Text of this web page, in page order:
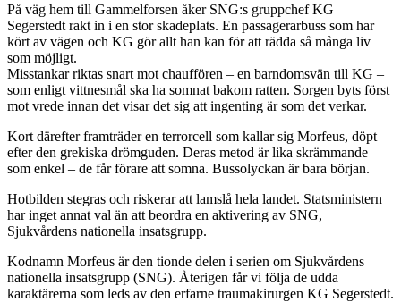
På väg hem till Gammelforsen åker SNG:s gruppchef KG
Segerstedt rakt in i en stor skadeplats. En passagerarbuss som har
kört av vägen och KG gör allt han kan för att rädda så många liv
som möjligt.
Misstankar riktas snart mot chauffören – en barndomsvän till KG –
som enligt vittnesmål ska ha somnat bakom ratten. Sorgen byts först
mot vrede innan det visar det sig att ingenting är som det verkar.
Kort därefter framträder en terrorcell som kallar sig Morfeus, döpt
efter den grekiska drömguden. Deras metod är lika skrämmande
som enkel – de får förare att somna. Bussolyckan är bara början.
Hotbilden stegras och riskerar att lamslå hela landet. Statsministern
har inget annat val än att beordra en aktivering av SNG,
Sjukvårdens nationella insatsgrupp.
Kodnamn Morfeus är den tionde delen i serien om Sjukvårdens
nationella insatsgrupp (SNG). Återigen får vi följa de udda
karaktärerna som leds av den erfarne traumakirurgen KG Segerstedt.